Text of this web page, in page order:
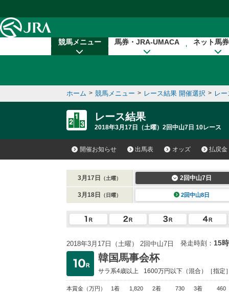
競馬メニュー 馬券・JRA-UMACA ネット馬
ホーム > 競馬メニュー > レース結果 開催選択 > レ
レース結果
2018年3月17日（土曜）2回中山7日 10レース
開催お知らせ 出馬表 オッズ 払戻金
3月17日 （土曜） 2回中山7日
3月18日 （日曜） 2回中山8日
2018年3月17日（土曜） 2回中山7日 発走時刻： 15
韓国馬事会杯
サラ系4歳以上 1600万円以下 （混合）［指定
本賞金 （万円） 1着 1,820 2着 730 3着
460